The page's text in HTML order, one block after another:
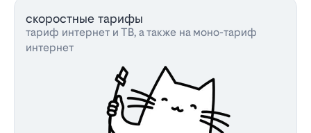
скоростные тарифы
тариф интернет и ТВ, а также на моно-тариф
интернет